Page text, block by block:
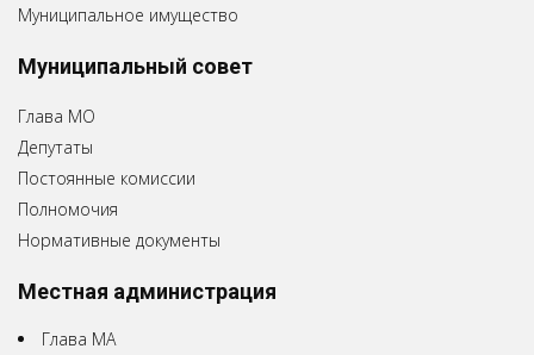
Муниципальное имущество
Муниципальный совет
Глава МО
Депутаты
Постоянные комиссии
Полномочия
Нормативные документы
Местная администрация
Глава МА